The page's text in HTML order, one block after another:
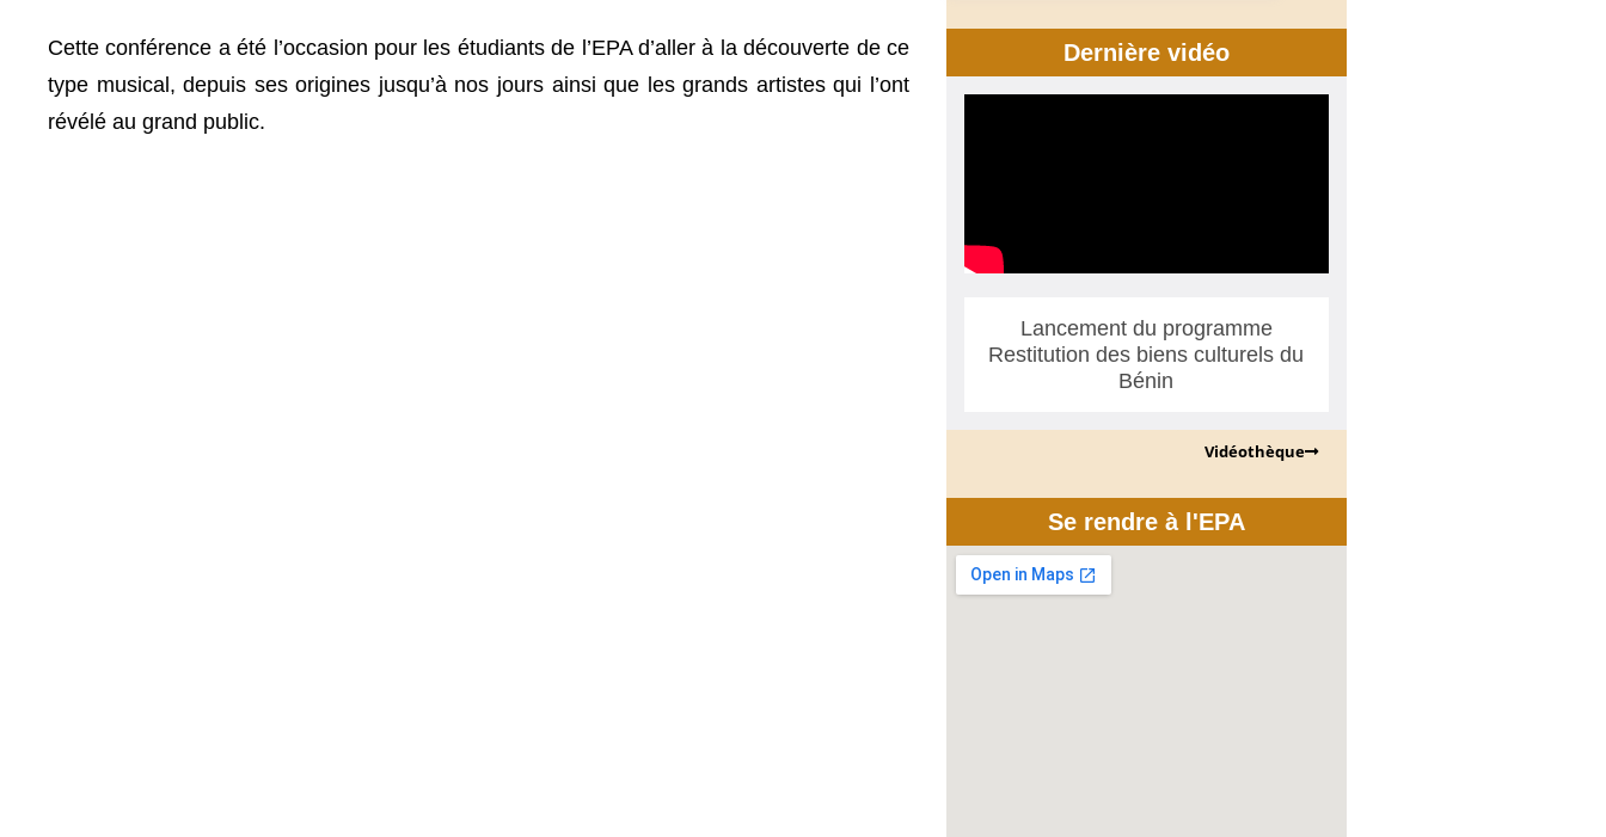
Cette conférence a été l’occasion pour les étudiants de l’EPA d’aller à la découverte de ce
type musical, depuis ses origines jusqu’à nos jours ainsi que les grands artistes qui l’ont
révélé au grand public.
Dernière vidéo
Lancement du programme
Restitution des biens culturels du
Bénin
Vidéothèque
Se rendre à l'EPA